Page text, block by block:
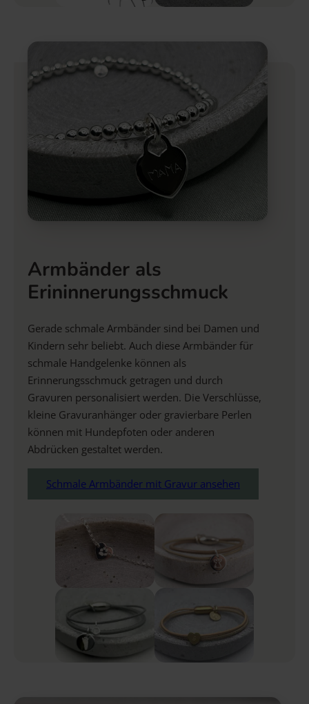
Armbänder als
Erininnerungsschmuck
Gerade schmale Armbänder sind bei Damen und
Kindern sehr beliebt. Auch diese Armbänder für
schmale Handgelenke können als
Erinnerungsschmuck getragen und durch
Gravuren personalisiert werden. Die Verschlüsse,
kleine Gravuranhänger oder gravierbare Perlen
können mit Hundepfoten oder anderen
Abdrücken gestaltet werden.
Schmale Armbänder mit Gravur ansehen